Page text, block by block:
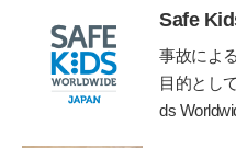
ある子の
ョップ、
運営してい
と家族が
Safe
事故によ
目的とし
ds